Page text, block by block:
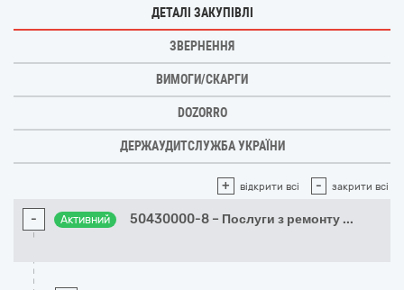
ДЕТАЛІ ЗАКУПІВЛІ
ЗВЕРНЕННЯ
ВИМОГИ/СКАРГИ
DOZORRO
ДЕРЖАУДИТСЛУЖБА УКРАЇНИ
+ відкрити всі - закрити всі
- Активний 50430000-8 – Послуги з ремонту ...